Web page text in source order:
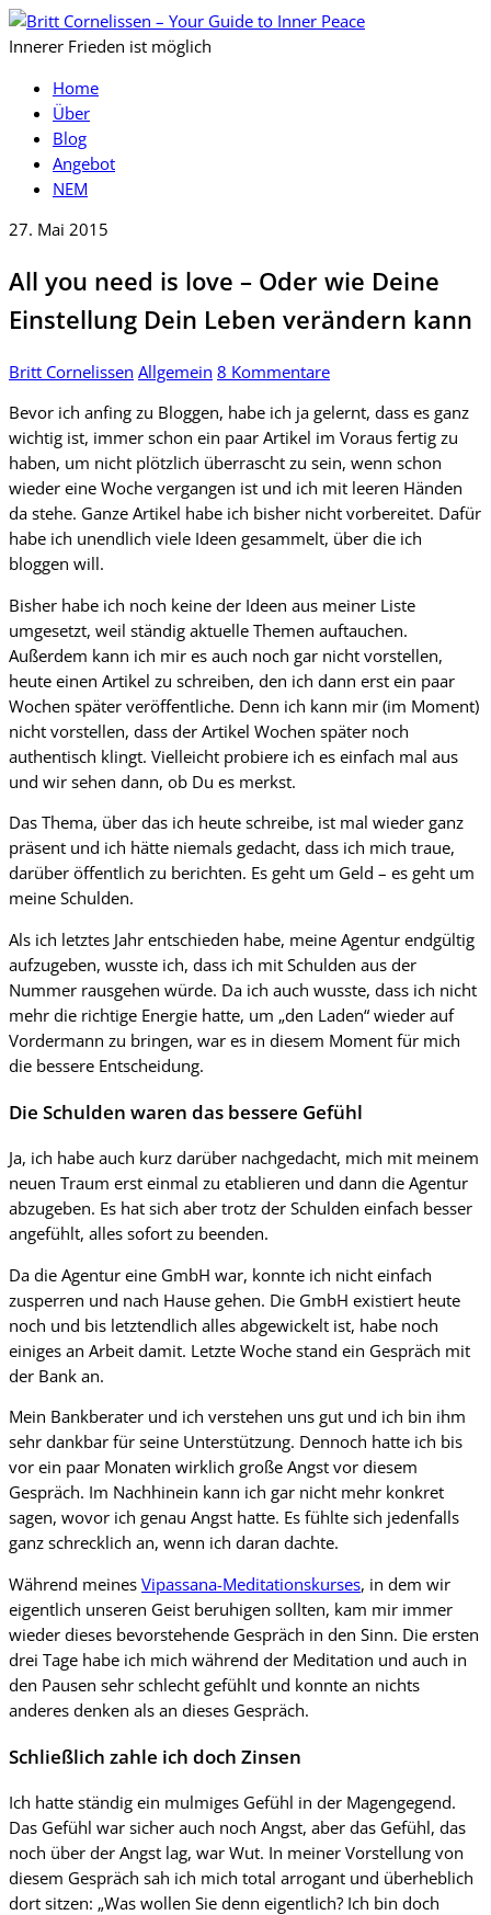
Innerer Frieden ist möglich
Home
Über
Blog
Angebot
NEM
27. Mai 2015
All you need is love – Oder wie Deine
Einstellung Dein Leben verändern kann
Britt Cornelissen Allgemein 8 Kommentare
Bevor ich anfing zu Bloggen, habe ich ja gelernt, dass es ganz
wichtig ist, immer schon ein paar Artikel im Voraus fertig zu
haben, um nicht plötzlich überrascht zu sein, wenn schon
wieder eine Woche vergangen ist und ich mit leeren Händen
da stehe. Ganze Artikel habe ich bisher nicht vorbereitet. Dafür
habe ich unendlich viele Ideen gesammelt, über die ich
bloggen will.
Bisher habe ich noch keine der Ideen aus meiner Liste
umgesetzt, weil ständig aktuelle Themen auftauchen.
Außerdem kann ich mir es auch noch gar nicht vorstellen,
heute einen Artikel zu schreiben, den ich dann erst ein paar
Wochen später veröffentliche. Denn ich kann mir (im Moment)
nicht vorstellen, dass der Artikel Wochen später noch
authentisch klingt. Vielleicht probiere ich es einfach mal aus
und wir sehen dann, ob Du es merkst.
Das Thema, über das ich heute schreibe, ist mal wieder ganz
präsent und ich hätte niemals gedacht, dass ich mich traue,
darüber öffentlich zu berichten. Es geht um Geld – es geht um
meine Schulden.
Als ich letztes Jahr entschieden habe, meine Agentur endgültig
aufzugeben, wusste ich, dass ich mit Schulden aus der
Nummer rausgehen würde. Da ich auch wusste, dass ich nicht
mehr die richtige Energie hatte, um „den Laden“ wieder auf
Vordermann zu bringen, war es in diesem Moment für mich
die bessere Entscheidung.
Die Schulden waren das bessere Gefühl
Ja, ich habe auch kurz darüber nachgedacht, mich mit meinem
neuen Traum erst einmal zu etablieren und dann die Agentur
abzugeben. Es hat sich aber trotz der Schulden einfach besser
angefühlt, alles sofort zu beenden.
Da die Agentur eine GmbH war, konnte ich nicht einfach
zusperren und nach Hause gehen. Die GmbH existiert heute
noch und bis letztendlich alles abgewickelt ist, habe noch
einiges an Arbeit damit. Letzte Woche stand ein Gespräch mit
der Bank an.
Mein Bankberater und ich verstehen uns gut und ich bin ihm
sehr dankbar für seine Unterstützung. Dennoch hatte ich bis
vor ein paar Monaten wirklich große Angst vor diesem
Gespräch. Im Nachhinein kann ich gar nicht mehr konkret
sagen, wovor ich genau Angst hatte. Es fühlte sich jedenfalls
ganz schrecklich an, wenn ich daran dachte.
Während meines Vipassana-Meditationskurses, in dem wir
eigentlich unseren Geist beruhigen sollten, kam mir immer
wieder dieses bevorstehende Gespräch in den Sinn. Die ersten
drei Tage habe ich mich während der Meditation und auch in
den Pausen sehr schlecht gefühlt und konnte an nichts
anderes denken als an dieses Gespräch.
Schließlich zahle ich doch Zinsen
Ich hatte ständig ein mulmiges Gefühl in der Magengegend.
Das Gefühl war sicher auch noch Angst, aber das Gefühl, das
noch über der Angst lag, war Wut. In meiner Vorstellung von
diesem Gespräch sah ich mich total arrogant und überheblich
dort sitzen: „Was wollen Sie denn eigentlich? Ich bin doch